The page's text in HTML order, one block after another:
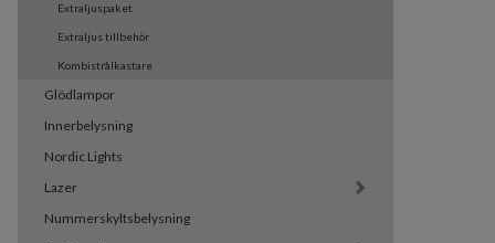
Extraljuspaket
Extraljus tillbehör
Kombistrålkastare
Glödlampor
Innerbelysning
Nordic Lights
Lazer
Nummerskyltsbelysning